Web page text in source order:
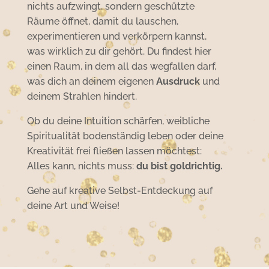
nichts aufzwingt, sondern geschützte
Räume öffnet, damit du lauschen,
experimentieren und verkörpern kannst,
was wirklich zu dir gehört. Du findest hier
einen Raum, in dem all das wegfallen darf,
was dich an deinem eigenen Ausdruckund
deinem Strahlen hindert.
Ob du deine Intuition schärfen, weibliche
Spiritualität bodenständig leben oder deine
Kreativität frei fließen lassen möchtest:
Alles kann, nichts muss: du bist goldrichtig.
Gehe auf kreative Selbst-Entdeckung auf
deine Art und Weise!